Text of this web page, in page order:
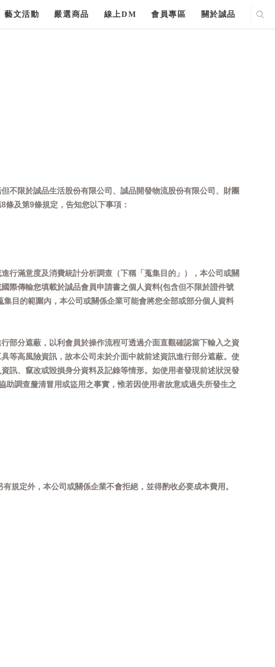
藝文活動 嚴選商品 線上DM 會員專區 關於誠品
不限於誠品生活股份有限公司、誠品開發物流股份有限公司、財團
及第9條規定，告知您以下事項：
行滿意度及消費統計分析調查（下稱「蒐集目的」），本公司或關
際傳輸您填載於誠品會員申請書之個人資料(包含但不限於證件號
目的範圍內，本公司或關係企業可能會將您全部或部分個人資料
部分遮蔽，以利會員於操作流程可透過介面直觀確認當下輸入之資
等高風險資訊，故本公司未於介面中就前述資訊進行部分遮蔽。使
訊、竄改或毀損身分資料及記錄等情形。如使用者發現前述狀況發
調查釐清冒用或盜用之事實，惟若因使用者故意或過失所發生之
規定外，本公司或關係企業不會拒絕，並得酌收必要成本費用。